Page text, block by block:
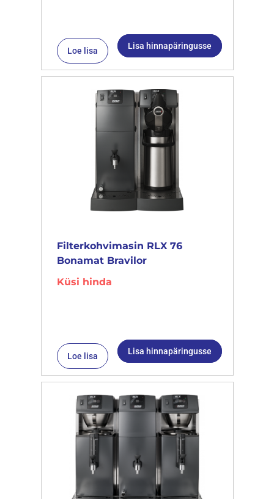
Loe lisa Lisa hinnapäringusse
Filterkohvimasin RLX 76
Bonamat Bravilor
Küsi hinda
Loe lisa Lisa hinnapäringusse